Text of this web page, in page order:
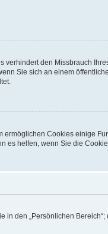
den Missbrauch
Sie sich an einem
ermöglichen Cookies einige
es helfen, wenn Sie die
den „Persönlichen